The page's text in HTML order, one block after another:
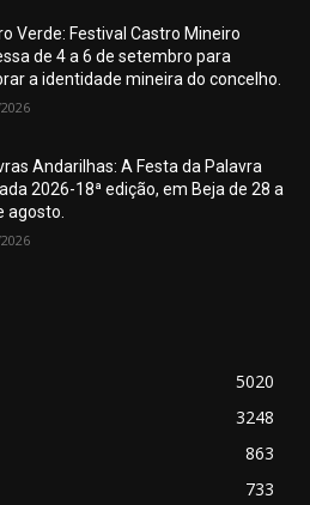
Verde: Festival Castro Mineiro
de 4 a 6 de setembro para
a identidade mineira do concelho.
Andarilhas: A Festa da Palavra
2026-18ª edição, em Beja de 28 a
agosto.
5020
3248
863
733